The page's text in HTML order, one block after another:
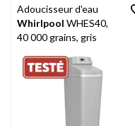
Adoucisseur d'eau
Whirlpool WHES40,
40 000 grains, gris